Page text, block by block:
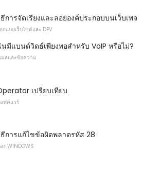
การจัดเรียงและลอยองค์ประกอบบนเว็บเพจ
กแบบเว็บไซต์และ DEV
มีแบนด์วิดธ์เพียงพอสำหรับ VoIP หรือไม่?
มลและข้อความ
เปรียบเทียบ
ฟต์แวร์
การแก้ไขข้อผิดพลาดรหัส 28
ง WINDOWS